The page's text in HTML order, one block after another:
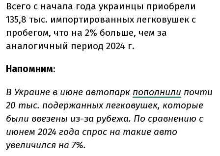
Всего с начала года украинцы приобрели
135,8 тыс. импортированных легковушек с
пробегом, что на 2% больше, чем за
аналогичный период 2024 г.
Напомним:
В Украине в июне автопарк пополнили почти
20 тыс. подержанных легковушек, которые
были ввезены из-за рубежа. По сравнению с
июнем 2024 года спрос на такие авто
увеличился на 7%.